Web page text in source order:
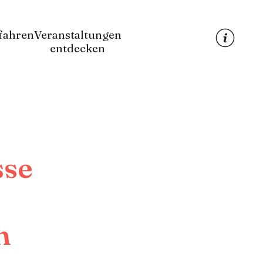
Veranstaltungen
entdecken